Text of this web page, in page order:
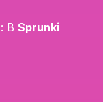
: В Sprunki